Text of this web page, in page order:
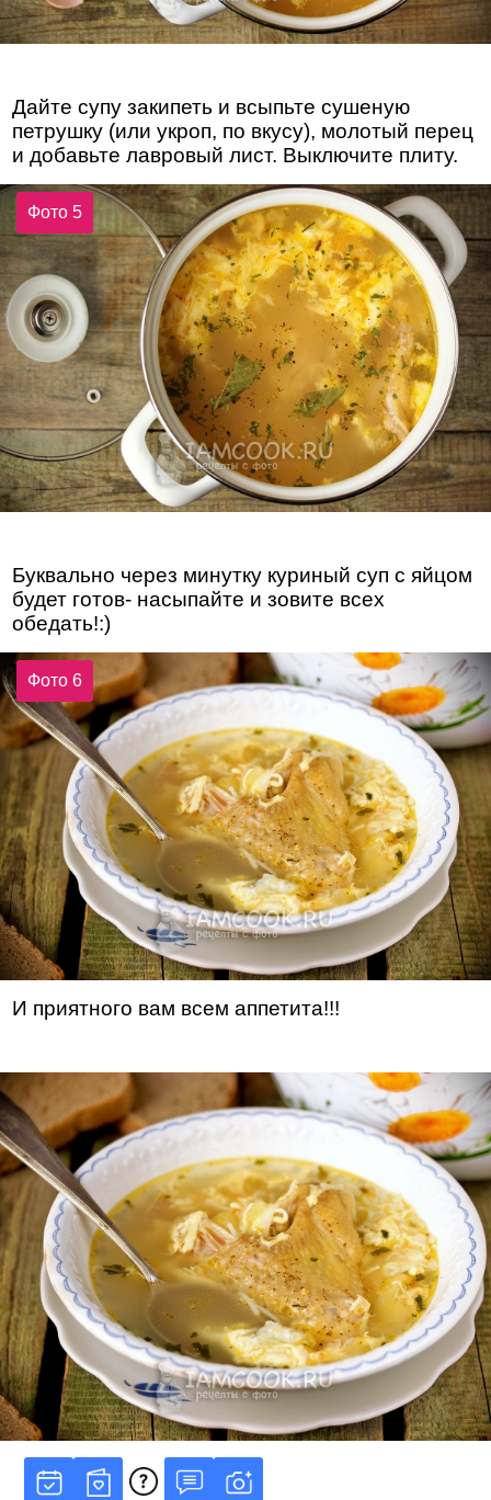
Дайте супу закипеть и всыпьте сушеную
петрушку (или укроп, по вкусу), молотый перец
и добавьте лавровый лист. Выключите плиту.
Фото 5
Буквально через минутку куриный суп с яйцом
будет готов- насыпайте и зовите всех
обедать!:)
Фото 6
И приятного вам всем аппетита!!!